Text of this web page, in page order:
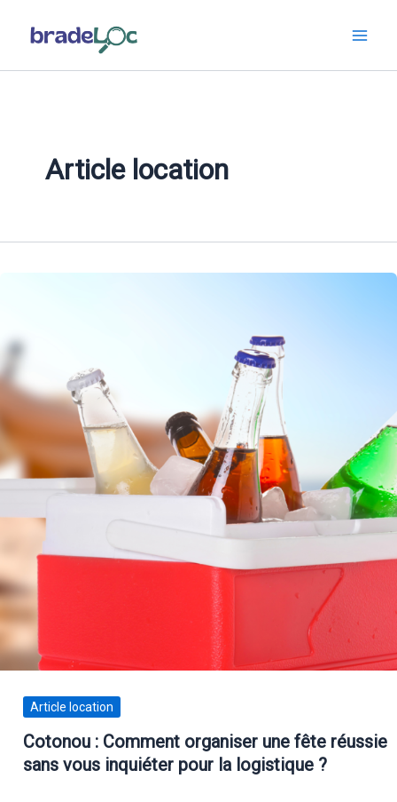
Article location
Article location
Cotonou : Comment organiser une fête réussie
sans vous inquiéter pour la logistique ?